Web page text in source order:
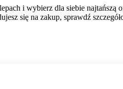
i wybierz dla siebie
się na zakup, sprawdź